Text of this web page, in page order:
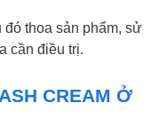
đó thoa sản phẩm, sử
cần điều trị.
CREAM Ở